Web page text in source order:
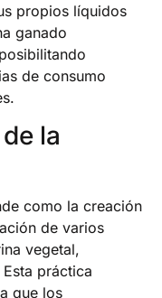
propios líquidos
ganado
de consumo
la
como la creación
de varios
vegetal,
práctica
que los